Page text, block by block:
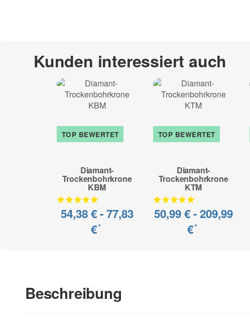
Kunden interessiert auch
TOP BEWERTET
Diamant-
Trockenbohrkrone
KBM
54,38 € -77,83
€*
TOP BEWERTET
Diamant-
Trockenbohrkrone
KTM
50,99 € -209,99
€*
Beschreibung